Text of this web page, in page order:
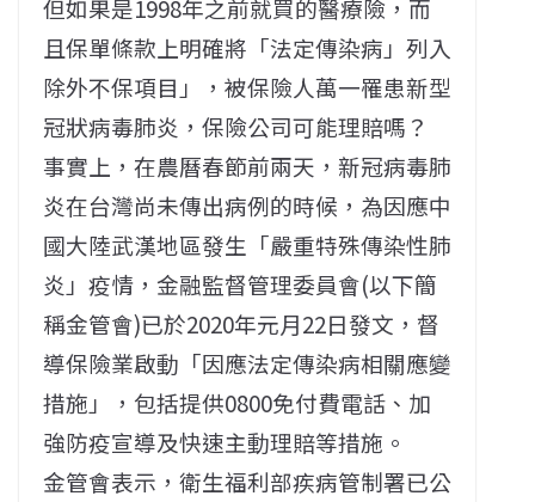
但如果是1998年之前就買的醫療險，而
且保單條款上明確將「法定傳染病」列入
除外不保項目」，被保險人萬一罹患新型
冠狀病毒肺炎，保險公司可能理賠嗎？
事實上，在農曆春節前兩天，新冠病毒肺
炎在台灣尚未傳出病例的時候，為因應中
國大陸武漢地區發生「嚴重特殊傳染性肺
炎」疫情，金融監督管理委員會(以下簡
稱金管會)已於2020年元月22日發文，督
導保險業啟動「因應法定傳染病相關應變
措施」，包括提供0800免付費電話、加
強防疫宣導及快速主動理賠等措施。
金管會表示，衛生福利部疾病管制署已公